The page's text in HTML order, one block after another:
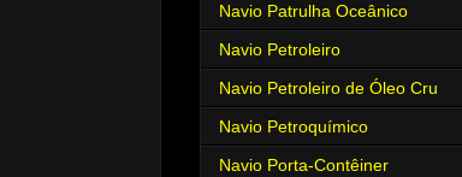
Navio Patrulha Oceânico
Navio Petroleiro
Navio Petroleiro de Óleo Cru
Navio Petroquímico
Navio Porta-Contêiner